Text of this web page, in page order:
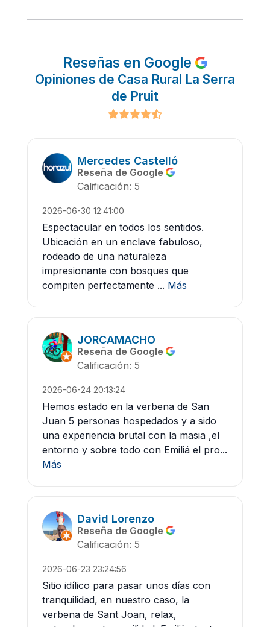
Reseñas en Google
Opiniones de Casa Rural La Serra
de Pruit
Mercedes Castelló
Reseña de Google
Calificación: 5
2026-06-30 12:41:00
Espectacular en todos los sentidos.
Ubicación en un enclave fabuloso,
rodeado de una naturaleza
impresionante con bosques que
compiten perfectamente ... Más
JORCAMACHO
Reseña de Google
Calificación: 5
2026-06-24 20:13:24
Hemos estado en la verbena de San
Juan 5 personas hospedados y a sido
una experiencia brutal con la masia ,el
entorno y sobre todo con Emiliá el pro...
Más
David Lorenzo
Reseña de Google
Calificación: 5
2026-06-23 23:24:56
Sitio idílico para pasar unos días con
tranquilidad, en nuestro caso, la
verbena de Sant Joan, relax,